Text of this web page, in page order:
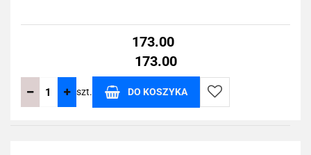
173.00
173.00
szt. DO KOSZYKA
Do